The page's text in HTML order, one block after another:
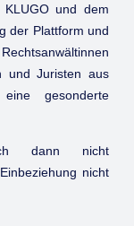
KLUGO und dem
der Plattform und
und Juristen aus
gesonderte
dann nicht
nicht